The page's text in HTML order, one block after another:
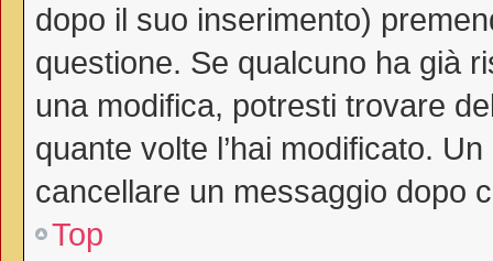
dopo il suo inserimento)
questione. Se qualcuno ha già
una modifica, potresti trovare
quante volte l’hai modificato.
cancellare un messaggio dopo
Top